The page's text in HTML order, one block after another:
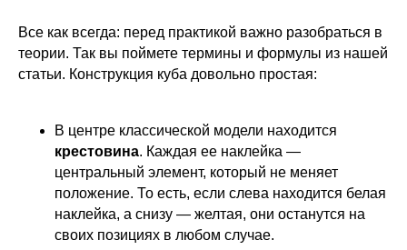
Все как всегда: перед практикой важно разобраться в
теории. Так вы поймете термины и формулы из нашей
статьи. Конструкция куба довольно простая:
В центре классической модели находится
крестовина. Каждая ее наклейка —
центральный элемент, который не меняет
положение. То есть, если слева находится белая
наклейка, а снизу — желтая, они останутся на
своих позициях в любом случае.